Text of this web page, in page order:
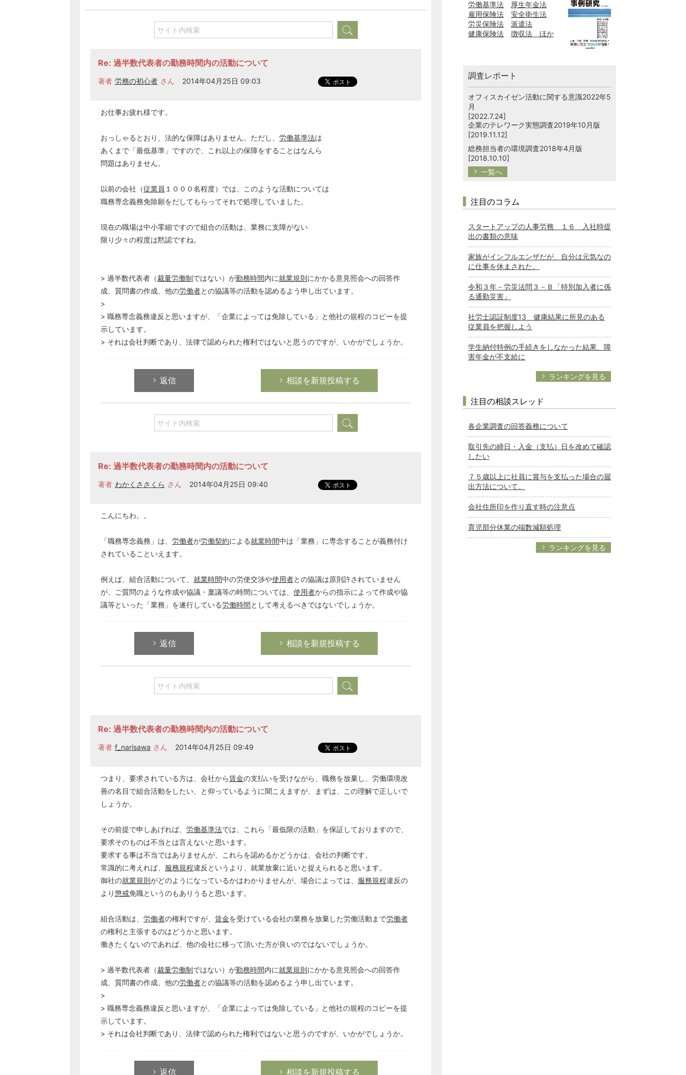
Re: 過半数代表者の勤務時間内の活動について
著者 労務の初心者 さん 2014年04月25日 09:03
お仕事お疲れ様です。
おっしゃるとおり、法的な保障はありません。ただし、 労働基準法は
あくまで「最低基準」ですので、これ以上の保障をすることはなんら
問題はありません。
以前の会社（従業員 １０００名程度）では、このような活動については
職務専念義務免除願をだしてもらってそれで処理していました。
現在の職場は中小零細ですので組合の活動は、業務に支障がない
限り少々の程度は黙認ですね。
> 過半数代表者（裁量労働制ではない）が勤務時間内に就業規則にかかる意見照会への回答作
成、質問書の作成、他の労働者との協議等の活動を認めるよう申し出ています。
>
> 職務専念義務違反と思いますが、「企業によっては免除している」と他社の規程のコピーを提
示しています。
> それは会社判断であり、法律で認められた権利ではないと思うのですが、いかがでしょうか。
返信 相談を新規投稿する
Re: 過半数代表者の勤務時間内の活動について
著者 わかくささくら さん 2014年04月25日 09:40
こんにちわ。。
「職務専念義務」は、 労働者が労働契約による就業時間中は「業務」に専念することが義務付け
されていることいえます。
例えば、組合活動について、 就業時間中の労使交渉や使用者との協議は原則許されていません
が、ご質問のような作成や協議・稟議等の時間については、 使用者からの指示によって作成や協
議等といった「業務」を遂行している労働時間として考えるべきではないでしょうか。
返信 相談を新規投稿する
Re: 過半数代表者の勤務時間内の活動について
著者 f_narisawa さん 2014年04月25日 09:49
つまり、要求されている方は、会社から賃金の支払いを受けながら、職務を放棄し、労働環境改
善の名目で組合活動をしたい、と仰っているように聞こえますが、まずは、この理解で正しいで
しょうか。
その前提で申しあげれば、 労働基準法では、これら「最低限の活動」を保証しておりますので、
要求そのものは不当とは言えないと思います。
要求する事は不当ではありませんが、これらを認めるかどうかは、会社の判断です。
常識的に考えれば、 服務規程違反というより、就業放棄に近いと捉えられると思います。
御社の就業規則がどのようになっているかはわかりませんが、場合によっては、 服務規程違反の
より懲戒免職というのもありうると思います。
組合活動は、 労働者の権利ですが、 賃金を受けている会社の業務を放棄した労働活動まで労働者
の権利と主張するのはどうかと思います。
働きたくないのであれば、他の会社に移って頂いた方が良いのではないでしょうか。
> 過半数代表者（裁量労働制ではない）が勤務時間内に就業規則にかかる意見照会への回答作
成、質問書の作成、他の労働者との協議等の活動を認めるよう申し出ています。
>
> 職務専念義務違反と思いますが、「企業によっては免除している」と他社の規程のコピーを提
示しています。
> それは会社判断であり、法律で認められた権利ではないと思うのですが、いかがでしょうか。
返信 相談を新規投稿する
労務管理
税務経理
総務の給湯室
労働基準法
厚生年金法
雇用保険法
安全衛生法
労災保険法
派遣法
健康保険法
徴収法 ほか
調査レポート
オフィスカイゼン活動に関する意識2022年5
月
[2022.7.24]
企業のテレワーク実態調査2019年10月版
[2019.11.12]
総務担当者の環境調査2018年4月版
[2018.10.10]
一覧へ
注目のコラム
スタートアップの人事労務 １６ 入社時提
出の書類の意味
家族がインフルエンザだが、自分は元気なの
に仕事を休まされた。
令和３年－労災法問３－Ｂ「特別加入者に係
る通勤災害」
社労士認証制度13 健康結果に所見のある
従業員を把握しよう
学生納付特例の手続きをしなかった結果、障
害年金が不支給に
ランキングを見る
注目の相談スレッド
各企業調査の回答義務について
取引先の締日・入金（支払）日を改めて確認
したい
７５歳以上に社員に賞与を支払った場合の届
出方法について。
会社住所印を作り直す時の注意点
育児部分休業の端数減額処理
ランキングを見る